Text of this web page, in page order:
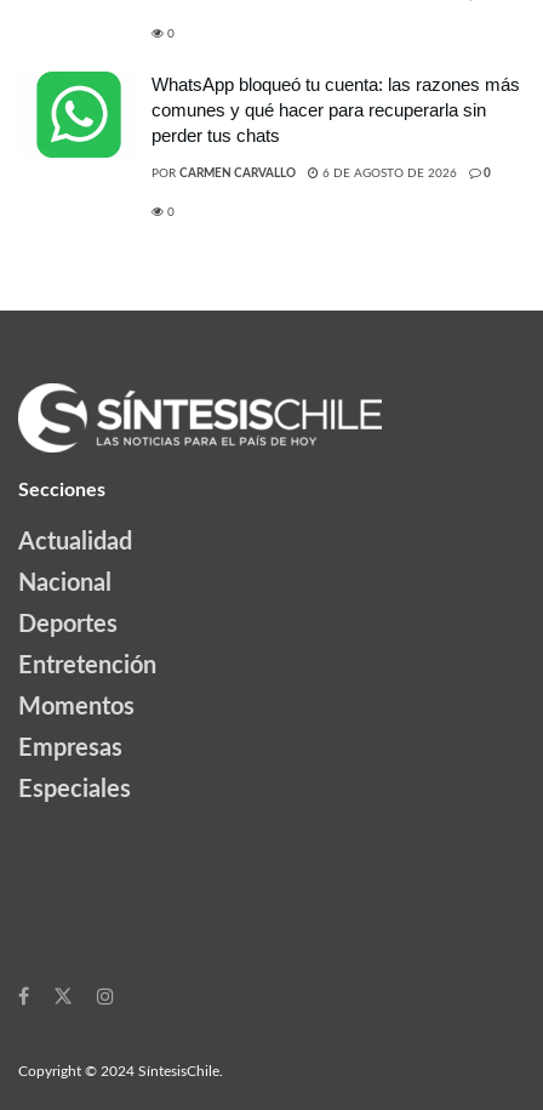
0
WhatsApp bloqueó tu cuenta: las razones más
comunes y qué hacer para recuperarla sin
perder tus chats
POR CARMEN CARVALLO 6 DE AGOSTO DE 2026 0
0
Secciones
Actualidad
Nacional
Deportes
Entretención
Momentos
Empresas
Especiales
Copyright © 2024 SíntesisChile.